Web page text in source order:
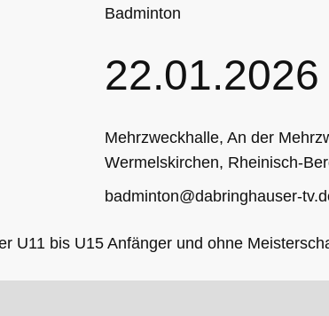
Badminton
22.01.2026
Mehrzweckhalle, An der
Wermelskirchen, Rheinisch-
badminton@dabringhauser-
U11 bis U15 Anfänger und ohne